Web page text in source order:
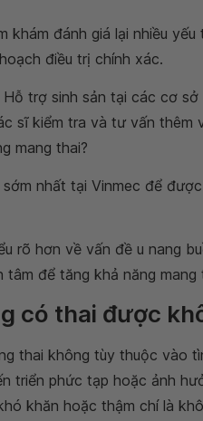
khám đánh giá lại nhiều
điều trị chính xác.
trợ sinh sản tại các cơ
sĩ kiểm tra và tư vấn thêm
mang thai?
nhất tại Vinmec để
rõ hơn về vấn đề u nang
để tăng khả năng mang
có thai được
thai không tùy thuộc vào
triển phức tạp hoặc ảnh
khăn hoặc thậm chí là